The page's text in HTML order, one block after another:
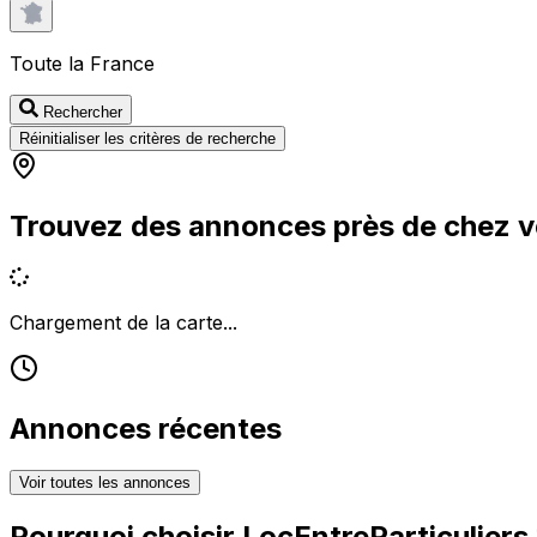
Toute la France
Rechercher
Réinitialiser les critères de recherche
Trouvez des annonces près de chez
Chargement de la carte...
Annonces récentes
Voir toutes les annonces